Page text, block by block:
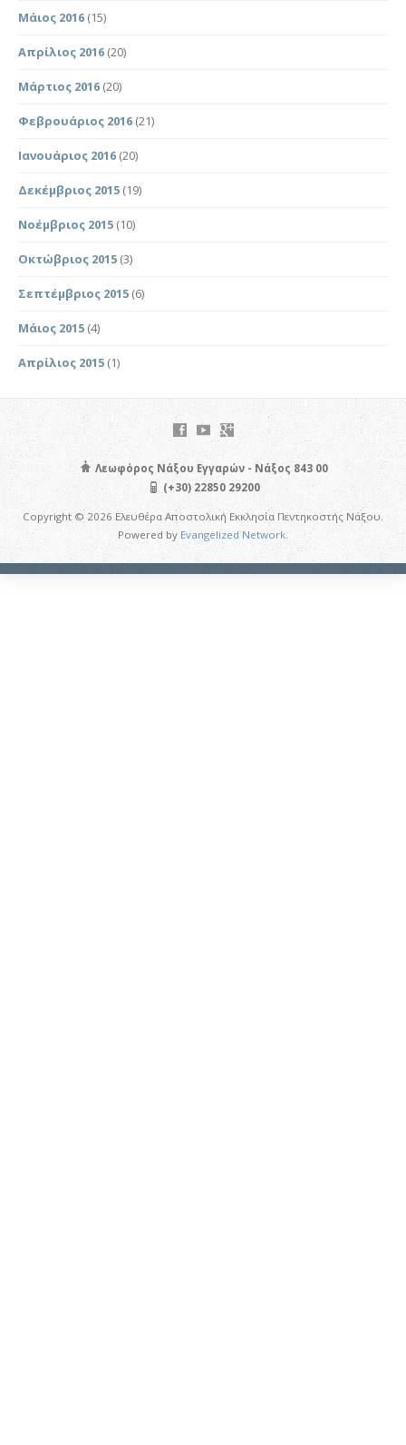
Μάιος 2016 (15)
Απρίλιος 2016 (20)
Μάρτιος 2016 (20)
Φεβρουάριος 2016 (21)
Ιανουάριος 2016 (20)
Δεκέμβριος 2015 (19)
Νοέμβριος 2015 (10)
Οκτώβριος 2015 (3)
Σεπτέμβριος 2015 (6)
Μάιος 2015 (4)
Απρίλιος 2015 (1)
Λεωφόρος Νάξου Εγγαρών - Νάξος 843 00
(+30) 22850 29200
Copyright © 2026 Ελευθέρα Αποστολική Εκκλησία Πεντηκοστής Νάξου.
Powered byEvangelized Network.